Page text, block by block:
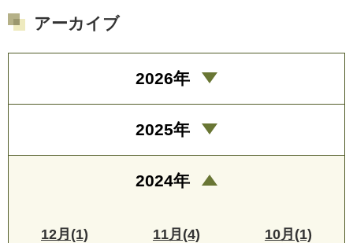
アーカイブ
2026年
2025年
2024年
12月(1) 11月(4) 10月(1)